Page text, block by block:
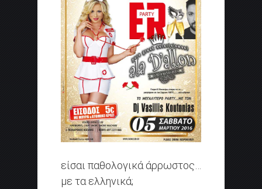
είσαι παθολογικά άρρωστος…
με τα ελληνικά;